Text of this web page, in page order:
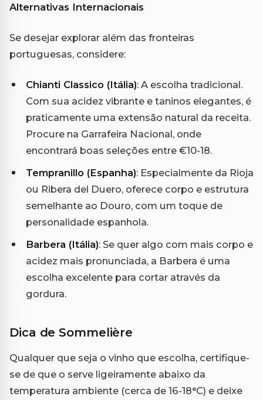
Alternativas Internacionais
Se desejar explorar além das fronteiras
portuguesas, considere:
Chianti Classico (Itália): A escolha tradicional.
Com sua acidez vibrante e taninos elegantes, é
praticamente uma extensão natural da receita.
Procure na Garrafeira Nacional, onde
encontrará boas seleções entre €10-18.
Tempranillo (Espanha): Especialmente da Rioja
ou Ribera del Duero, oferece corpo e estrutura
semelhante ao Douro, com um toque de
personalidade espanhola.
Barbera (Itália): Se quer algo com mais corpo e
acidez mais pronunciada, a Barbera é uma
escolha excelente para cortar através da
gordura.
Dica de Sommelière
Qualquer que seja o vinho que escolha, certifique-
se de que o serve ligeiramente abaixo da
temperatura ambiente (cerca de 16-18°C) e deixe